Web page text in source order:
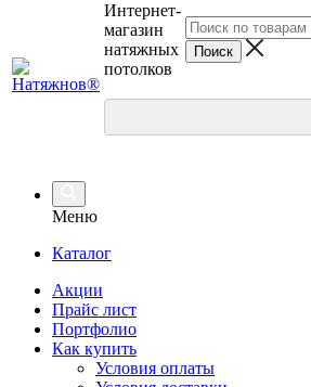
Интернет-
магазин
натяжных
потолков
Меню
Каталог
Акции
Прайс лист
Портфолио
Как купить
Условия оплаты